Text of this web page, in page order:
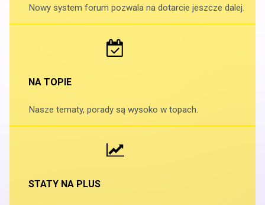
Nowy system forum pozwala na dotarcie jeszcze dalej.
NA TOPIE
Nasze tematy, porady są wysoko w topach.
STATY NA PLUS